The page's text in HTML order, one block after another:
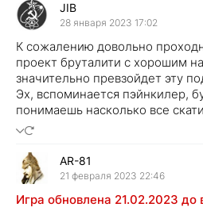
JIB
28 января 2023 17:02
К сожалению довольно
проект бруталити с хорошим
значительно превзойдет эту
Эх, вспоминается пэйнкилер,
понимаешь насколько все
AR-81
21 февраля 2023 22:46
Игра обновлена 21.02.2023 до